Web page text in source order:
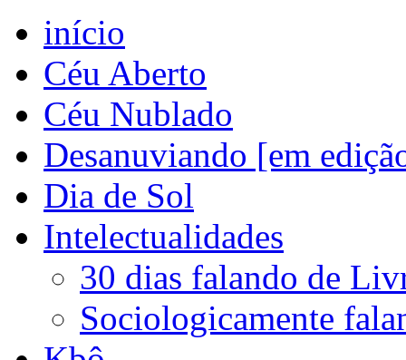
início
Céu Aberto
Céu Nublado
Desanuviando [em
Dia de Sol
Intelectualidades
30 dias falando de
Sociologicamente